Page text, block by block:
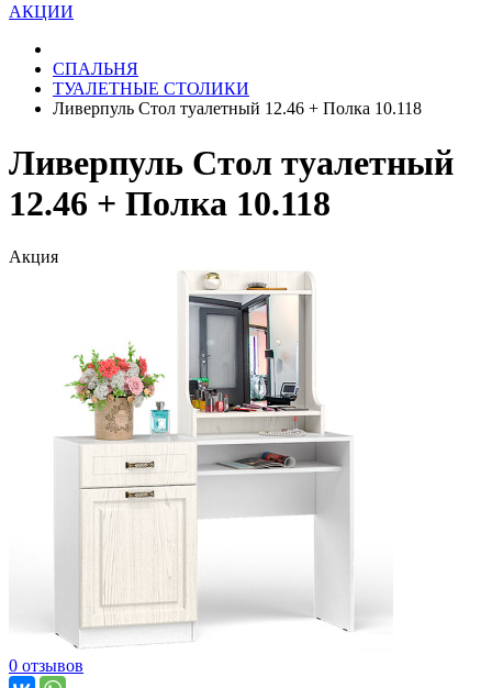
АКЦИИ
СПАЛЬНЯ
ТУАЛЕТНЫЕ СТОЛИКИ
Ливерпуль Стол туалетный 12.46 + Полка 10.118
Ливерпуль Стол туалетный
12.46 + Полка 10.118
Акция
0 отзывов